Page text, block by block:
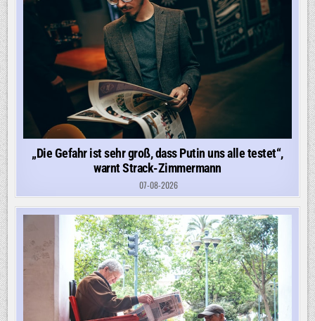
„Die Gefahr ist sehr groß, dass Putin uns alle testet“,
warnt Strack-Zimmermann
07-08-2026